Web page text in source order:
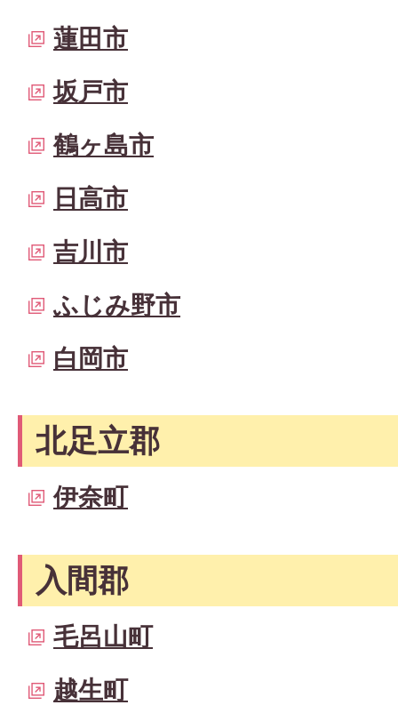
蓮田市
坂戸市
鶴ヶ島市
日高市
吉川市
ふじみ野市
白岡市
北足立郡
伊奈町
入間郡
毛呂山町
越生町